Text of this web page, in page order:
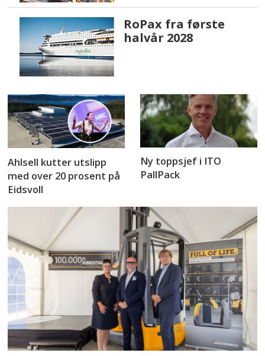
RoPax fra første
halvår 2028
Ahlsell kutter utslipp
med over 20 prosent på
Eidsvoll
Ny toppsjef i ITO
PallPack